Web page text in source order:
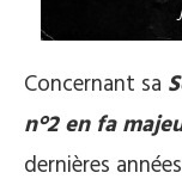
Concernant sa
n°2 en fa
dernières